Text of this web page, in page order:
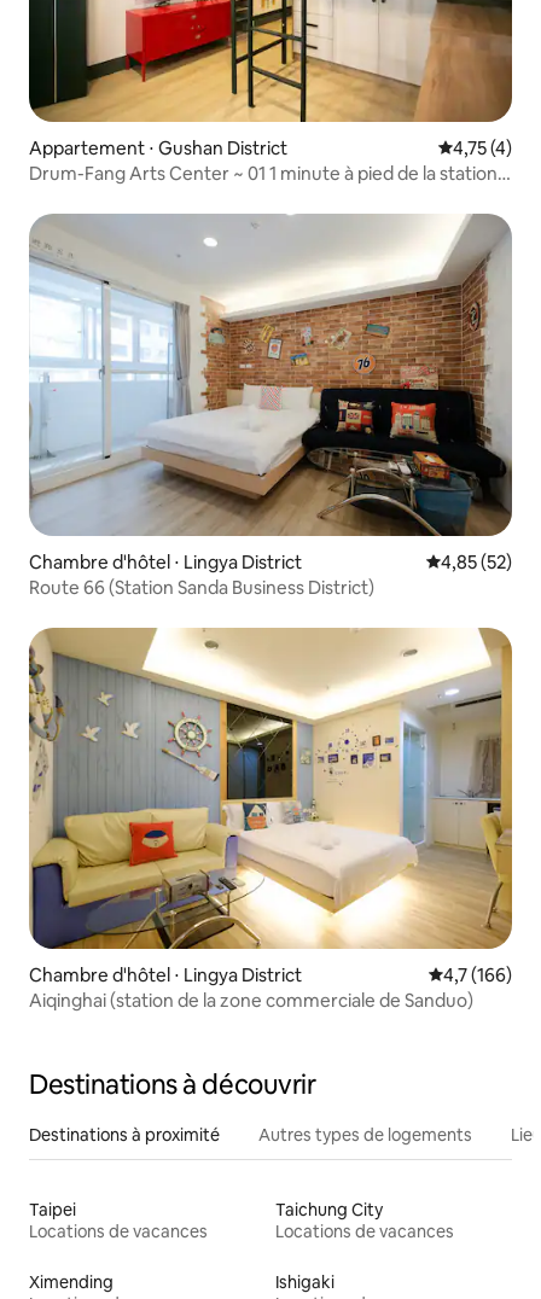
Appartement ⋅ Gushan District Évaluation
4,75 (4)
Drum-Fang Arts Center ~ 01 1 minute à pied de la station
Chambre d'hôtel ⋅ Lingya District Évaluation
4,85 (52)
Route 66 (Station Sanda Business District)
Chambre d'hôtel ⋅ Lingya District Évaluation
4,7 (166)
Aiqinghai (station de la zone commerciale de Sanduo)
Destinations à découvrir
Destinations à proximité Autres types de logements
Taipei
Locations de vacances
Taichung City
Locations de vacances
Ximending
Ishigaki